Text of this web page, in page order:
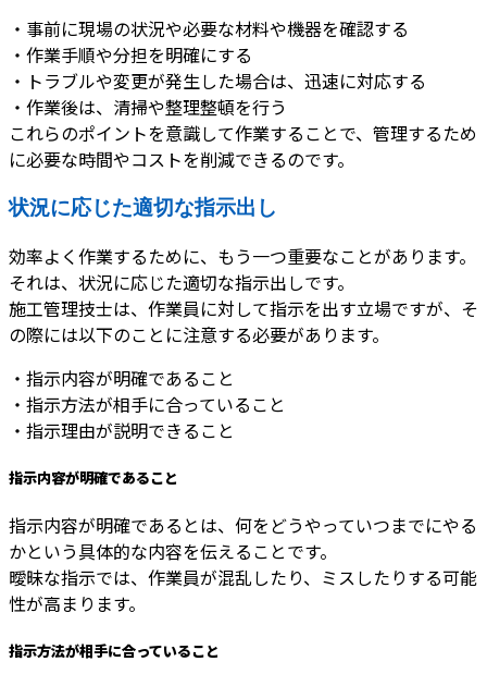
・事前に現場の状況や必要な材料や機器を確認する
・作業手順や分担を明確にする
・トラブルや変更が発生した場合は、迅速に対応する
・作業後は、清掃や整理整頓を行う
これらのポイントを意識して作業することで、管理するため
に必要な時間やコストを削減できるのです。
状況に応じた適切な指示出し
効率よく作業するために、もう一つ重要なことがあります。
それは、状況に応じた適切な指示出しです。
施工管理技士は、作業員に対して指示を出す立場ですが、そ
の際には以下のことに注意する必要があります。
・指示内容が明確であること
・指示方法が相手に合っていること
・指示理由が説明できること
指示内容が明確であること
指示内容が明確であるとは、何をどうやっていつまでにやる
かという具体的な内容を伝えることです。
曖昧な指示では、作業員が混乱したり、ミスしたりする可能
性が高まります。
指示方法が相手に合っていること